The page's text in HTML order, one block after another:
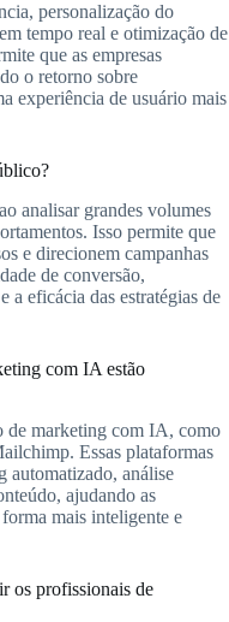
personalização do
tempo real e otimização de
que as empresas
o retorno sobre
experiência de usuário mais
analisar grandes volumes
Isso permite que
e direcionem campanhas
de conversão,
a eficácia das estratégias de
com IA estão
de marketing com IA, como
Essas plataformas
automatizado, análise
ajudando as
forma mais inteligente e
os profissionais de